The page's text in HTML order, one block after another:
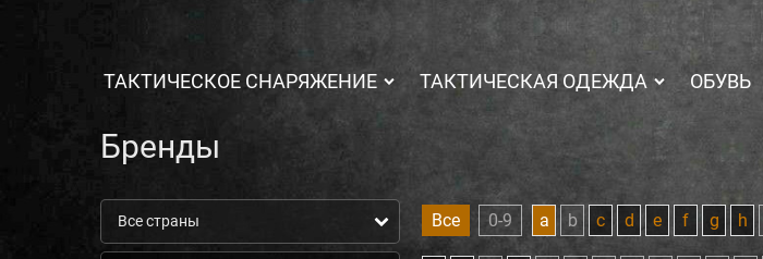
ТАКТИЧЕСКОЕ СНАРЯЖЕНИЕ ТАКТИЧЕСКАЯ ОДЕЖДА ОБУВЬ
Бренды
Все 0-9 a b c d e f g h